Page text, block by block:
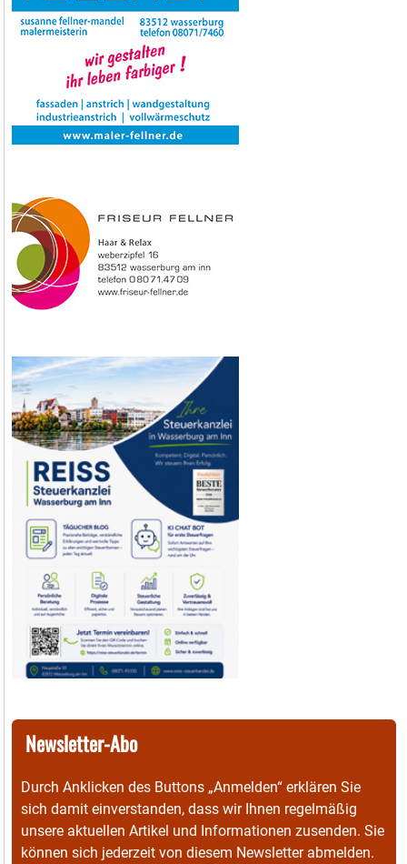
Newsletter-Abo
Durch Anklicken des Buttons „Anmelden“ erklären Sie
sich damit einverstanden, dass wir Ihnen regelmäßig
unsere aktuellen Artikel und Informationen zusenden. Sie
können sich jederzeit von diesem Newsletter abmelden.